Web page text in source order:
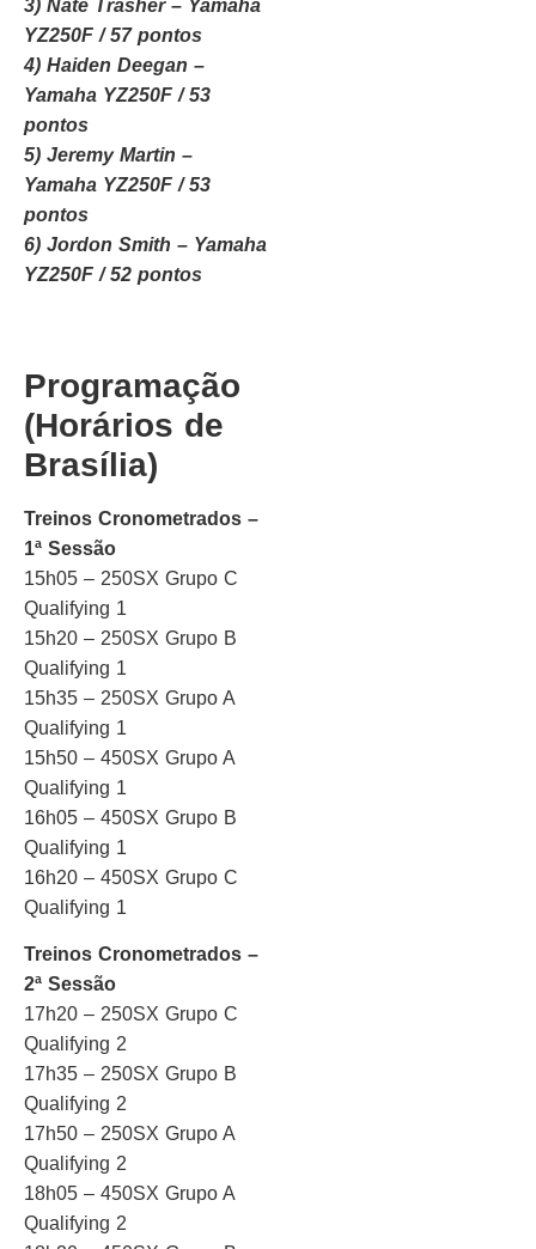
3) Nate Trasher – Yamaha
YZ250F / 57 pontos
4) Haiden Deegan –
Yamaha YZ250F / 53
pontos
5) Jeremy Martin –
Yamaha YZ250F / 53
pontos
6) Jordon Smith – Yamaha
YZ250F / 52 pontos
Programação
(Horários de
Brasília)
Treinos Cronometrados –
1ª Sessão
15h05 – 250SX Grupo C
Qualifying 1
15h20 – 250SX Grupo B
Qualifying 1
15h35 – 250SX Grupo A
Qualifying 1
15h50 – 450SX Grupo A
Qualifying 1
16h05 – 450SX Grupo B
Qualifying 1
16h20 – 450SX Grupo C
Qualifying 1
Treinos Cronometrados –
2ª Sessão
17h20 – 250SX Grupo C
Qualifying 2
17h35 – 250SX Grupo B
Qualifying 2
17h50 – 250SX Grupo A
Qualifying 2
18h05 – 450SX Grupo A
Qualifying 2